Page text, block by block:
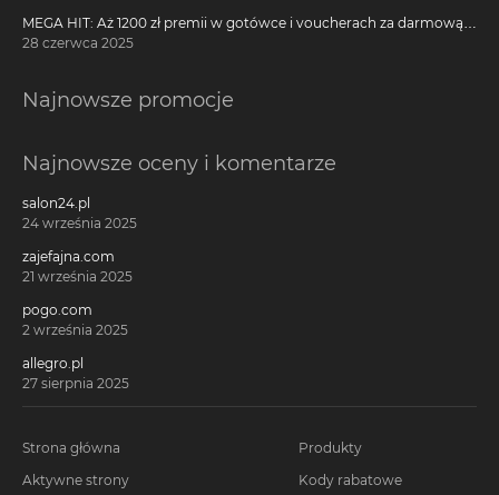
MEGA HIT: Aż 1200 zł premii w gotówce i voucherach za darmową
kartę kredytową Citi Simplicity
28 czerwca 2025
Najnowsze promocje
Najnowsze oceny i komentarze
salon24.pl
24 września 2025
zajefajna.com
21 września 2025
pogo.com
2 września 2025
allegro.pl
27 sierpnia 2025
Strona główna
Aktywne strony
Produkty
Kody rabatowe